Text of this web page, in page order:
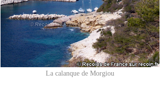
La calanque de Morgiou